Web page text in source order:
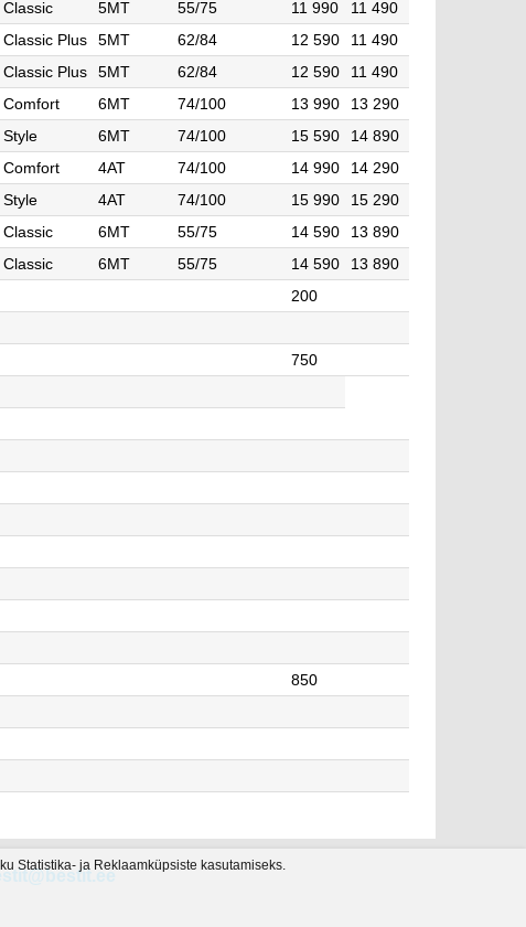
Classic 5MT 55/75 11 990
11 490
Classic Plus 5MT 62/84 12 590
11 490
Classic Plus 5MT 62/84 12 590
11 490
Comfort 6MT 74/100 13 990
13 290
Style 6MT 74/100 15 590
14 890
Comfort 4AT 74/100 14 990
14 290
Style 4AT 74/100 15 990
15 290
Classic 6MT 55/75 14 590
13 890
Classic 6MT 55/75 14 590
13 890
200
750
850
Statistika- ja Reklaamküpsiste kasutamiseks.